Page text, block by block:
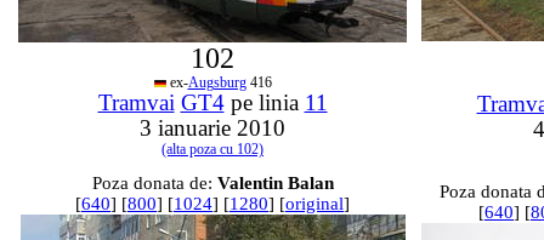
102
ex-Augsburg416
Tramvai GT4pe linia 11
3 ianuarie 2010
(alta poza cu 102)
Poza donata de: Valentin Balan
[640] [800] [1024] [1280] [original]
Poza donata
[640] [